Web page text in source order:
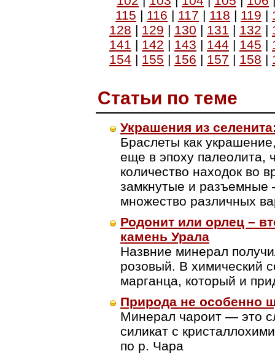
115 | 116 | 117 | 118 | 119 |
128 | 129 | 130 | 131 | 132 |
141 | 142 | 143 | 144 | 145 |
154 | 155 | 156 | 157 | 158 |
Cтатьи по теме
Украшения из
Браслеты как
еще в эпоху палеолита,
количество находок во
замкнутые и разъемные
множество различных
Родонит или орлец –
камень Урала
Назвние минерал
розовый. В химический
марганца, который и
Природа не особенно
Минерал чароит — это
силикат с
по р. Чара